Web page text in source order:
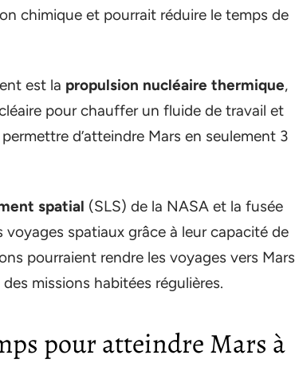
chimique et pourrait réduire le temps de
est la propulsion nucléaire thermique,
pour chauffer un fluide de travail et
d’atteindre Mars en seulement 3
spatial (SLS) de la NASA et la fusée
spatiaux grâce à leur capacité de
pourraient rendre les voyages vers Mars
missions habitées régulières.
pour atteindre Mars à